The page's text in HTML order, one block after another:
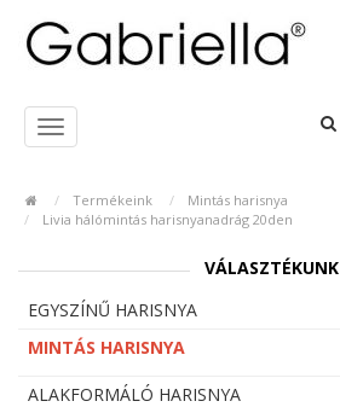
Termékeink
Mintás harisnya
Livia hálómintás harisnyanadrág 20den
VÁLASZTÉKUNK
EGYSZÍNŰ HARISNYA
MINTÁS HARISNYA
ALAKFORMÁLÓ HARISNYA